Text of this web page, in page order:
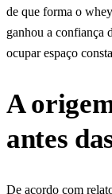
de que forma o
ganhou a confiança
ocupar espaço
A
antes
De acordo com